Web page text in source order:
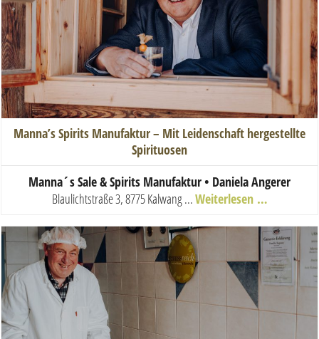
Manna’s Spirits Manufaktur – Mit Leidenschaft hergestellte
Spirituosen
Manna´s Sale & Spirits Manufaktur • Daniela Angerer
Blaulichtstraße 3, 8775 Kalwang...Weiterlesen …